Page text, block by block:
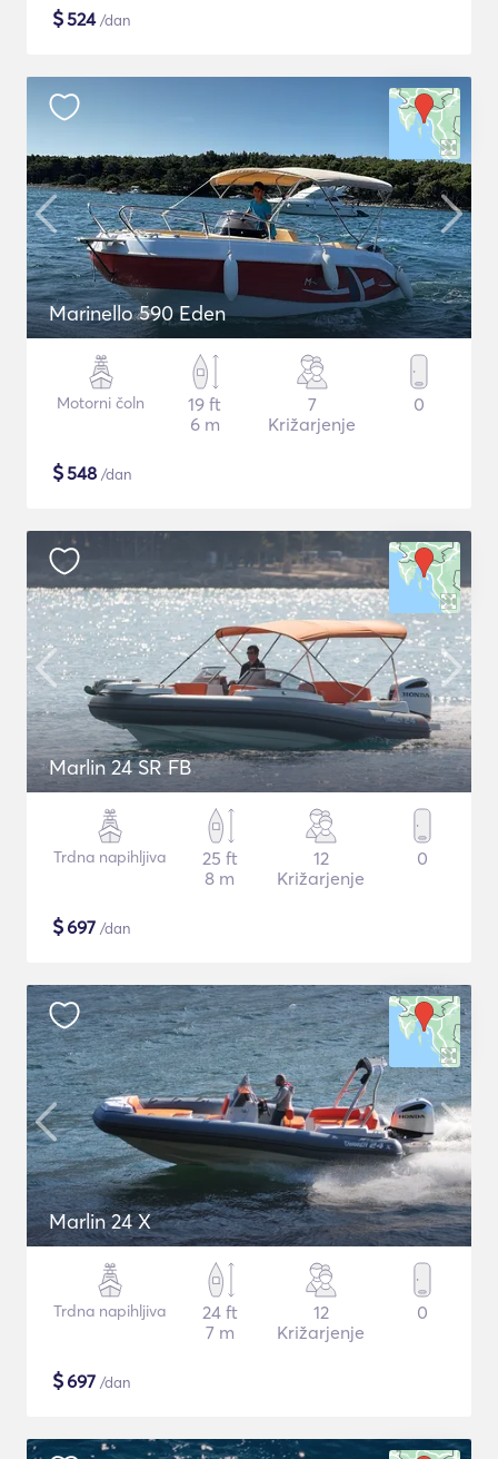
$524/dan
Marinello 590 Eden
Motorni čoln
19 ft
6 m
7
Križarjenje
0
$548 /dan
Marlin 24 SR FB
Trdna napihljiva
25 ft
8 m
12
Križarjenje
0
$697 /dan
Marlin 24 X
Trdna napihljiva
24 ft
7 m
12
Križarjenje
0
$697 /dan